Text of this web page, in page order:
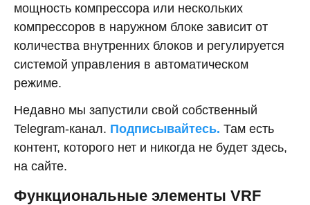
мощность компрессора или нескольких
компрессоров в наружном блоке зависит от
количества внутренних блоков и регулируется
системой управления в автоматическом
режиме.
Недавно мы запустили свой собственный
Telegram-канал. Подписывайтесь. Там есть
контент, которого нет и никогда не будет здесь,
на сайте.
Функциональные элементы VRF